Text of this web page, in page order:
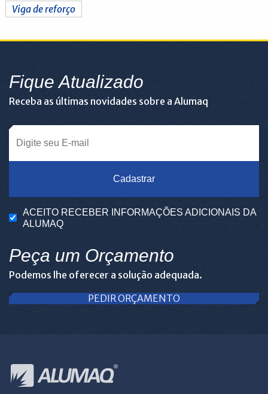
Viga de reforço
Fique Atualizado
Receba as últimas novidades sobre a Alumaq
Cadastrar
ACEITO RECEBER INFORMAÇÕES ADICIONAIS DA
ALUMAQ
Peça um Orçamento
Podemos lhe oferecer a solução adequada.
PEDIR ORÇAMENTO